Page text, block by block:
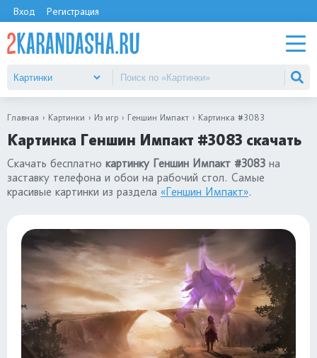
Вход Регистрация
Главная Картинки Из игр Геншин Импакт Картинка #3083
Картинка Геншин Импакт #3083 скачать
Скачать бесплатно картинку Геншин Импакт #3083 на
заставку телефона и обои на рабочий стол. Самые
красивые картинки из раздела «Геншин Импакт».